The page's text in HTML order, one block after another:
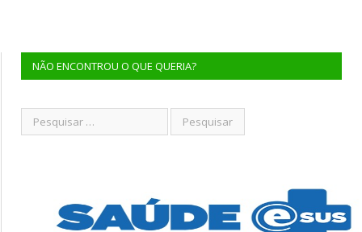
NÃO ENCONTROU O QUE QUERIA?